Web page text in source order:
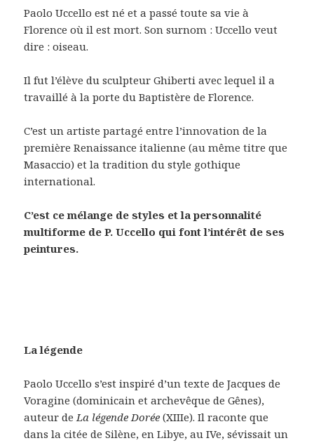
Paolo Uccello est né et a passé toute sa vie à
Florence où il est mort. Son surnom : Uccello veut
dire : oiseau.
Il fut l’élève du sculpteur Ghiberti avec lequel il a
travaillé à la porte du Baptistère de Florence.
C’est un artiste partagé entre l’innovation de la
première Renaissance italienne (au même titre que
Masaccio) et la tradition du style gothique
international.
C’est ce mélange de styles et la personnalité
multiforme de P. Uccello qui font l’intérêt de ses
peintures.
La légende
Paolo Uccello s’est inspiré d’un texte de Jacques de
Voragine (dominicain et archevêque de Gênes),
auteur deLa légende Dorée(XIIIe). Il raconte que
dans la citée de Silène, en Libye, au IVe, sévissait un